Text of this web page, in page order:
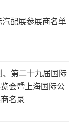
配展参展商名单
第二十九届国际
会暨上海国际公
名录